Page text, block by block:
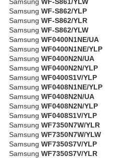
Samsung WF-S862/YLP
Samsung WF-S862/YLR
Samsung WF-S862/YLW
Samsung WF0400N1NE/UA
Samsung WF0400N1NE/YLP
Samsung WF0400N2N/UA
Samsung WF0400N2N/YLP
Samsung WF0400S1V/YLP
Samsung WF0408N1NE/YLP
Samsung WF0408N2N/UA
Samsung WF0408N2N/YLP
Samsung WF0408S1V/YLP
Samsung WF7350N7W/YLR
Samsung WF7350N7W/YLW
Samsung WF7350S7V/YLP
Samsung WF7350S7V/YLR